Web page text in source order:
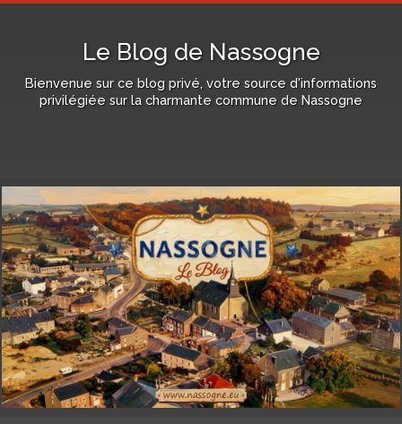
Le Blog de Nassogne
Bienvenue sur ce blog privé, votre source d'informations
privilégiée sur la charmante commune de Nassogne